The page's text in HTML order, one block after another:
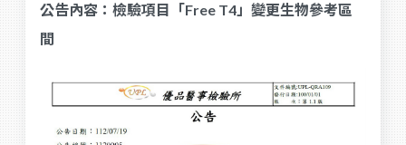
公告內容：檢驗項目「Free T4」變更生物參考區
間